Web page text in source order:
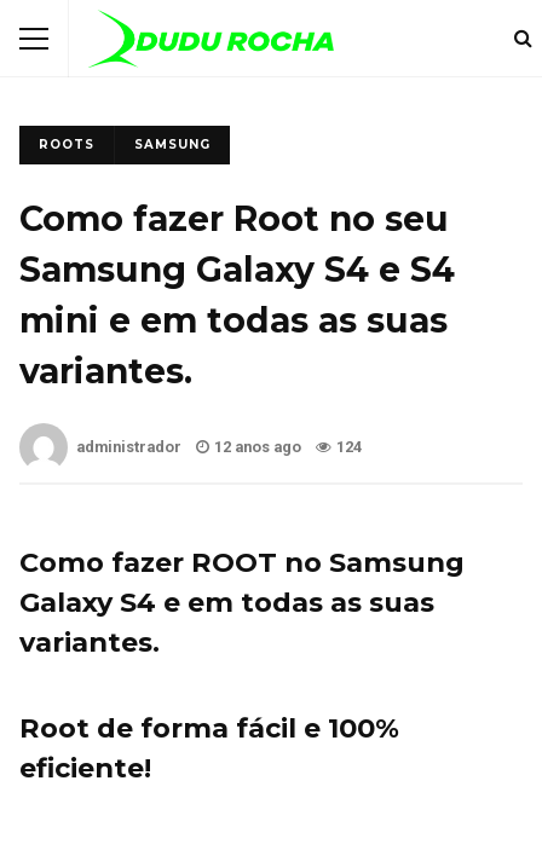
ROOTS SAMSUNG
Como fazer Root no seu
Samsung Galaxy S4 e S4
mini e em todas as suas
variantes.
administrador 12 anos ago 124
Como fazer ROOT no Samsung
Galaxy S4 e em todas as suas
variantes.
Root de forma fácil e 100%
eficiente!